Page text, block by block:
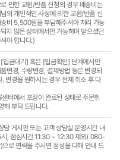
인한 교환/반품 신청의 경우 배송비는
의 개인적인 사정에 의한 교환/반품 신
비 5,500원을 부담해주셔야 처리 가능
지 않은 상태에서만 가능하며 받으셨던
야 합니다.)
입금대기] 혹은 [입금확인] 단계에서만
변경, 수량변경, 결제방법 등은 변경되
변경을 원하시는 경우 전체 취소 후 다
터에서 포장이 완료된 상태로 주문취
해 부탁 드립니다.
담 게시판 또는 고객 상담실 운영시간 내
, 점심시간 11:30 ~ 12:30 제외) 080-
로 연락을 주시면 정성을 다해 안내 드